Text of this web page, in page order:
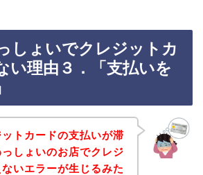
しょいでクレジットカ
い理由３．「支払いを
トカードの支払いが滞
しょいのお店でクレジ
いエラーが生じるみた